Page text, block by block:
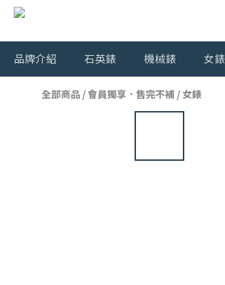
品牌介紹 石英錶 機械錶 女錶
全部商品 /會員獨享．售完不補 / 女錶